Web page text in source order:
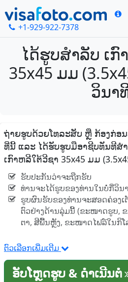
+1-929-922-7378
ໄດ້ຮູບສໍາລັບ ເ
35x45 ມມ
ວິນາ
ຖ່າຍຮູບດ້ວຍໂທລະສັບ ຫຼື ກ້ອງກ່ອ
ທີ່ນີ້ ແລະ ໄດ້ຮັບຮູບມືອາຊີບທັນທີສໍ
ເກົາຫລີໃຕ້ວີຊາ 35x45 ມມ
ຮັບປະກັນວ່າຈະຖືກຮັບ
ທ່ານຈະໄດ້ຮູບຂອງທ່ານໃນບໍ່ກີ່ວິນ
ຮູບຜົນຮັບຂອງທ່ານຈະສອດຄ່ອງ
ຕົວຢ່າງດ້ານລຸ່ມນີ້ (ຂະໜາດຮູບ,
ຕາ, ສີພື້ນຫຼັງ, ຂະໜາດໄຟລ໌ໃນກິໂ
ຕົວເລືອກເພີ່ມເຕີມ
ອັບໂຫຼດຮູບ & ດໍາເນີນຕໍ່